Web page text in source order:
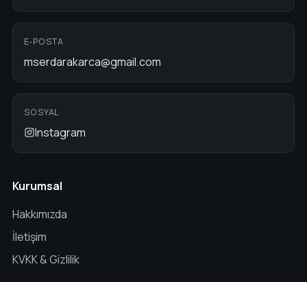
E-POSTA
mserdarakarca@gmail.com
SOSYAL
Instagram
Kurumsal
Hakkımızda
İletişim
KVKK & Gizlilik